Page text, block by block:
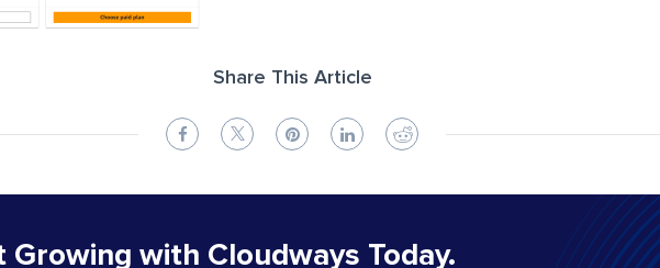
Share This Article
Growing with Cloudways Today.